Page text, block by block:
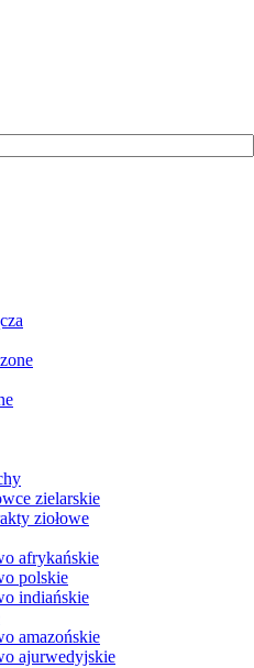
zielarskie
ziołowe
afrykańskie
polskie
indiańskie
amazońskie
ajurwedyjskie